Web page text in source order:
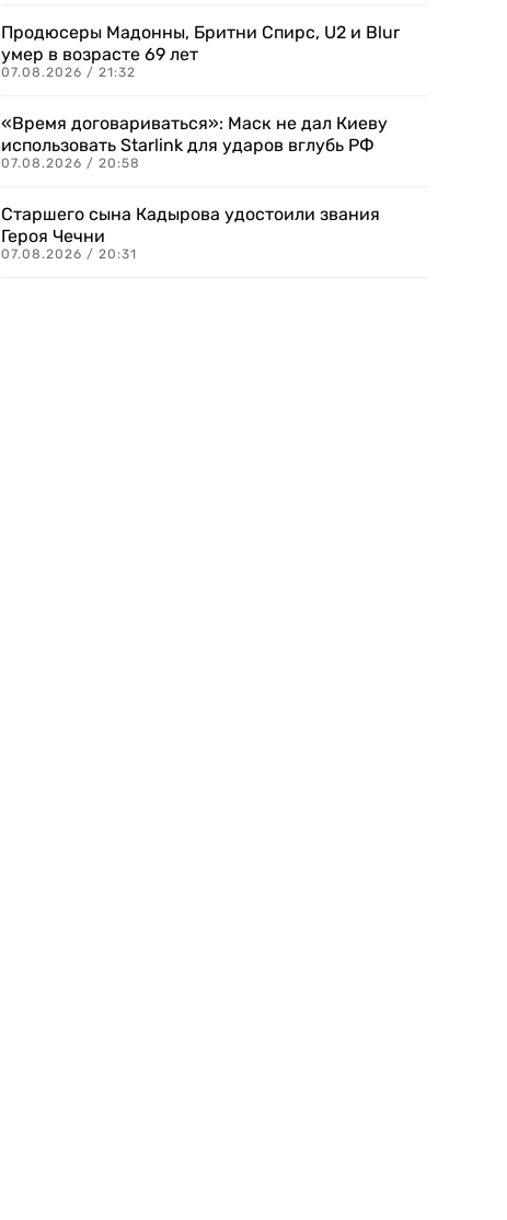
Продюсеры Мадонны, Бритни Спирс, U2 и Blur
умер в возрасте 69 лет
07.08.2026 / 21:32
«Время договариваться»: Маск не дал Киеву
использовать Starlink для ударов вглубь РФ
07.08.2026 / 20:58
Старшего сына Кадырова удостоили звания
Героя Чечни
07.08.2026 / 20:31